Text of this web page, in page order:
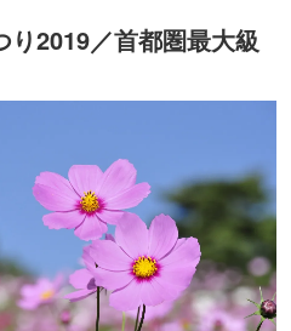
り2019／首都圏最大級